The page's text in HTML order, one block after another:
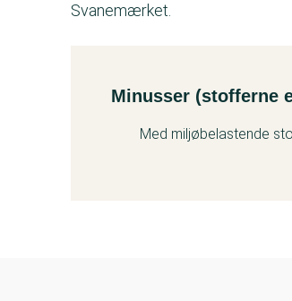
Svanemærket.
Kemitest
Minusser (stofferne
Med miljøbelastende